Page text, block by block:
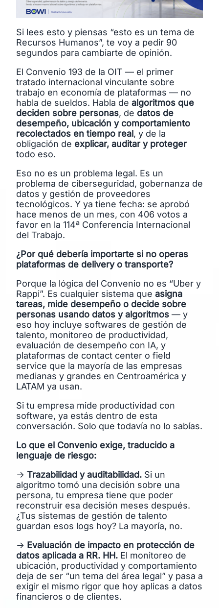
Si lees esto y piensas “esto es un tema de
Recursos Humanos”, te voy a pedir 90
segundos para cambiarte de opinión.
El Convenio 193 de la OIT — el primer
tratado internacional vinculante sobre
trabajo en economía de plataformas — no
habla de sueldos. Habla de algoritmos que
deciden sobre personas, de datos de
desempeño, ubicación y comportamiento
recolectados en tiempo real, y de la
obligación de explicar, auditar y proteger
todo eso.
Eso no es un problema legal. Es un
problema de ciberseguridad, gobernanza de
datos y gestión de proveedores
tecnológicos. Y ya tiene fecha: se aprobó
hace menos de un mes, con 406 votos a
favor en la 114ª Conferencia Internacional
del Trabajo.
¿Por qué debería importarte si no operas
plataformas de delivery o transporte?
Porque la lógica del Convenio no es “Uber y
Rappi”. Es cualquier sistema que asigna
tareas, mide desempeño o decide sobre
personas usando datos y algoritmos — y
eso hoy incluye softwares de gestión de
talento, monitoreo de productividad,
evaluación de desempeño con IA, y
plataformas de contact center o field
service que la mayoría de las empresas
medianas y grandes en Centroamérica y
LATAM ya usan.
Si tu empresa mide productividad con
software, ya estás dentro de esta
conversación. Solo que todavía no lo sabías.
Lo que el Convenio exige, traducido a
lenguaje de riesgo:
→ Trazabilidad y auditabilidad. Si un
algoritmo tomó una decisión sobre una
persona, tu empresa tiene que poder
reconstruir esa decisión meses después.
¿Tus sistemas de gestión de talento
guardan esos logs hoy? La mayoría, no.
→ Evaluación de impacto en protección de
datos aplicada a RR. HH. El monitoreo de
ubicación, productividad y comportamiento
deja de ser “un tema del área legal” y pasa a
exigir el mismo rigor que hoy aplicas a datos
financieros o de clientes.